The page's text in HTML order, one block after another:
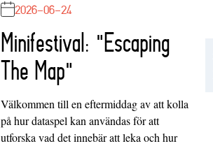
2026-06-24
Minifestival: "Escaping
The Map"
Välkommen till en eftermiddag av att kolla
på hur dataspel kan användas för att
utforska vad det innebär att leka och hur